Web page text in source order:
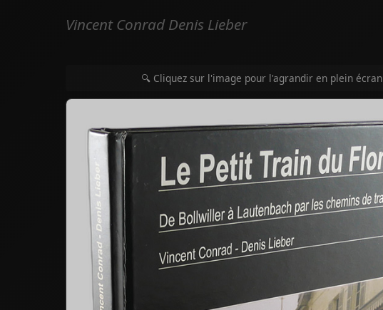
Vincent Conrad Denis Lieber
🔍 Cliquez sur l'image pour l'agrandir en plein écran